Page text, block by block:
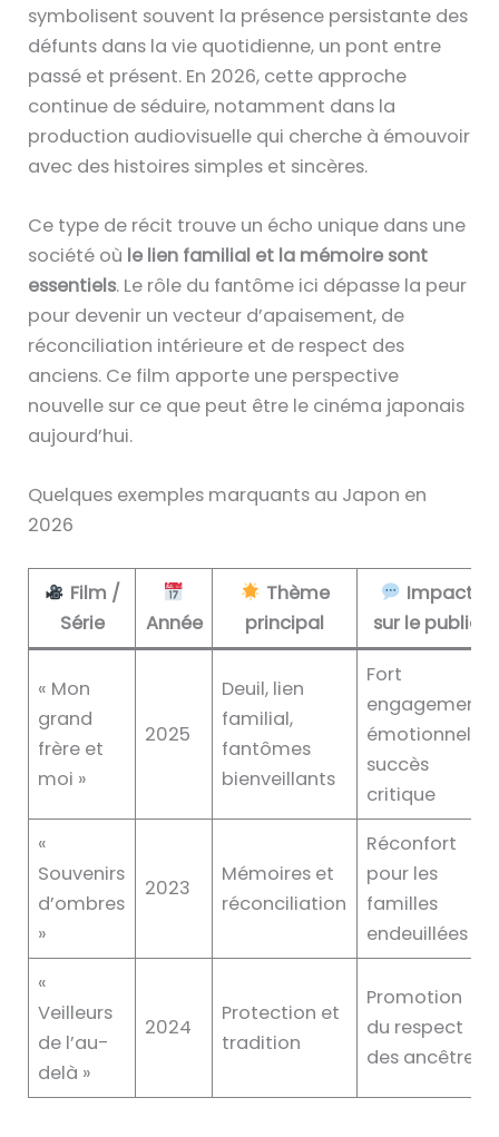
symbolisent souvent la présence persistante des
défunts dans la vie quotidienne, un pont entre
passé et présent. En 2026, cette approche
continue de séduire, notamment dans la
production audiovisuelle qui cherche à émouvoir
avec des histoires simples et sincères.
Ce type de récit trouve un écho unique dans une
société où le lien familial et la mémoire sont
essentiels. Le rôle du fantôme ici dépasse la peur
pour devenir un vecteur d’apaisement, de
réconciliation intérieure et de respect des
anciens. Ce film apporte une perspective
nouvelle sur ce que peut être le cinéma japonais
aujourd’hui.
Quelques exemples marquants au Japon en
2026
Film /
Série
Année
Thème
principal
Impact
sur le public
« Mon
grand
frère et
moi »
2025
Deuil, lien
familial,
fantômes
bienveillants
Fort
engagement
émotionnel,
succès
critique
«
Souvenirs
d’ombres
»
2023
Mémoires et
réconciliation
Réconfort
pour les
familles
endeuillées
«
Veilleurs
de l’au-
delà »
2024
Protection et
tradition
Promotion
du respect
des ancêtres